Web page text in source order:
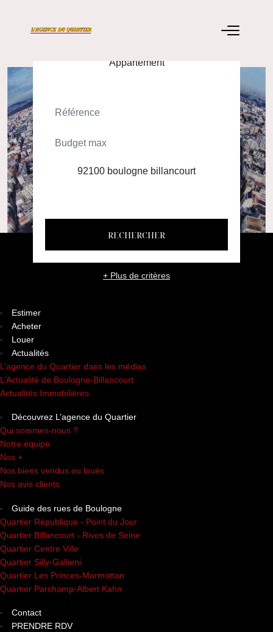
ACHETER
RECHERCHER
+ Plus de critères
Estimer
Acheter
Louer
Actualités
L’agence du Quartier dans les médias
L’Actualité de Boulogne-Billancourt
Actualités Immobilières
Découvrez L’agence du Quartier
Qui sommes-nous ?
Notre équipe
Nos +
Nos biens vendus ou loués
Nos avis clients
Guide des rues de Boulogne
Quartier République - Point du Jour
Quartier Billancourt - Rives de Seine
Quartier Centre Ville
Quartier Silly-Gallieni
Quartier Les Princes-Marmottan
Quartier Parchamp-Albert Kahn
Contact
PRENDRE RDV